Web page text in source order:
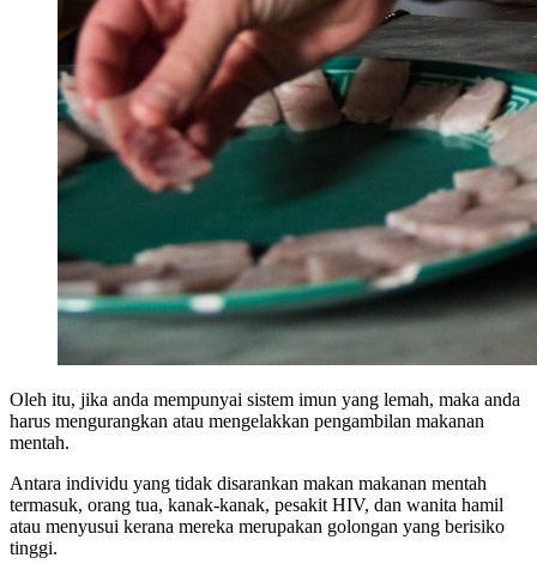
Oleh itu, jika anda mempunyai sistem imun yang lemah, maka anda
harus mengurangkan atau mengelakkan pengambilan makanan
mentah.
Antara individu yang tidak disarankan makan makanan mentah
termasuk, orang tua, kanak-kanak, pesakit HIV, dan wanita hamil
atau menyusui kerana mereka merupakan golongan yang berisiko
tinggi.